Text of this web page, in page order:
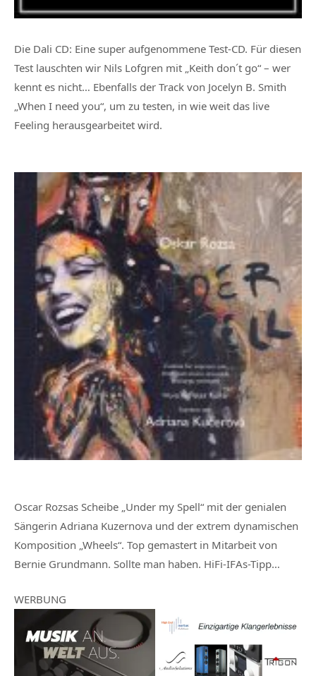
Die Dali CD: Eine super aufgenommene Test-CD. Für diesen
Test lauschten wir Nils Lofgren mit „Keith don´t go“ – wer
kennt es nicht… Ebenfalls der Track von Jocelyn B. Smith
„When I need you“, um zu testen, in wie weit das live
Feeling herausgearbeitet wird.
Oscar Rozsas Scheibe „Under my Spell“ mit der genialen
Sängerin Adriana Kuzernova und der extrem dynamischen
Komposition „Wheels“. Top gemastert in Mitarbeit von
Bernie Grundmann. Sollte man haben. HiFi-IFAs-Tipp…
WERBUNG